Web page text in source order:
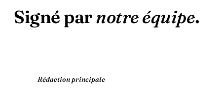
Signé parnotre équipe.
Rédaction principale